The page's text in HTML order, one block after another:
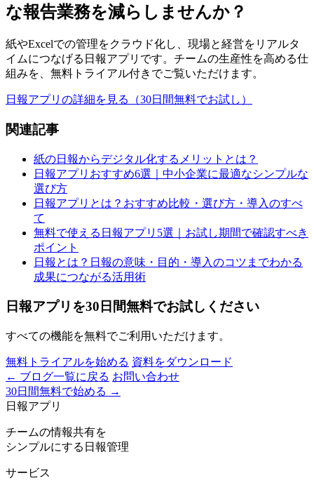
な報告業務を減らしませんか？
紙やExcelでの管理をクラウド化し、現場と経営をリアルタ
イムにつなげる日報アプリです。チームの生産性を高める仕
組みを、無料トライアル付きでご覧いただけます。
日報アプリの詳細を見る（30日間無料でお試し）
関連記事
紙の日報からデジタル化するメリットとは？
日報アプリおすすめ6選｜中小企業に最適なシンプルな
選び方
日報アプリとは？おすすめ比較・選び方・導入のすべ
て
無料で使える日報アプリ5選｜お試し期間で確認すべき
ポイント
日報とは？日報の意味・目的・導入のコツまでわかる
成果につながる活用術
日報アプリを30日間無料でお試しください
すべての機能を無料でご利用いただけます。
無料トライアルを始める 資料をダウンロード
← ブログ一覧に戻る お問い合わせ
30日間無料で始める →
日報アプリ
チームの情報共有を
シンプルにする日報管理
サービス